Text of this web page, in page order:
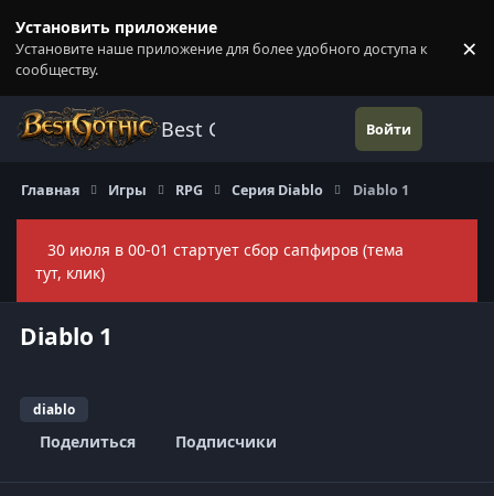
Установить приложение
Установите наше приложение для более удобного доступа к
сообществу.
×
Best Gothic Forums Войти
Главная Игры RPG Серия Diablo Diablo 1
30 июля в 00-01 стартует сбор сапфиров (тема
тут, клик)
Diablo 1
diablo
Поделиться Подписчики